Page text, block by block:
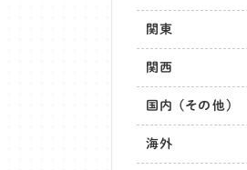
関東
関西
国内 (その他)
海外